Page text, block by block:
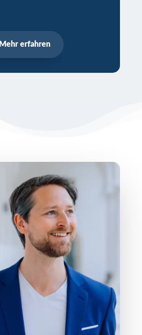
Mehr erfahren